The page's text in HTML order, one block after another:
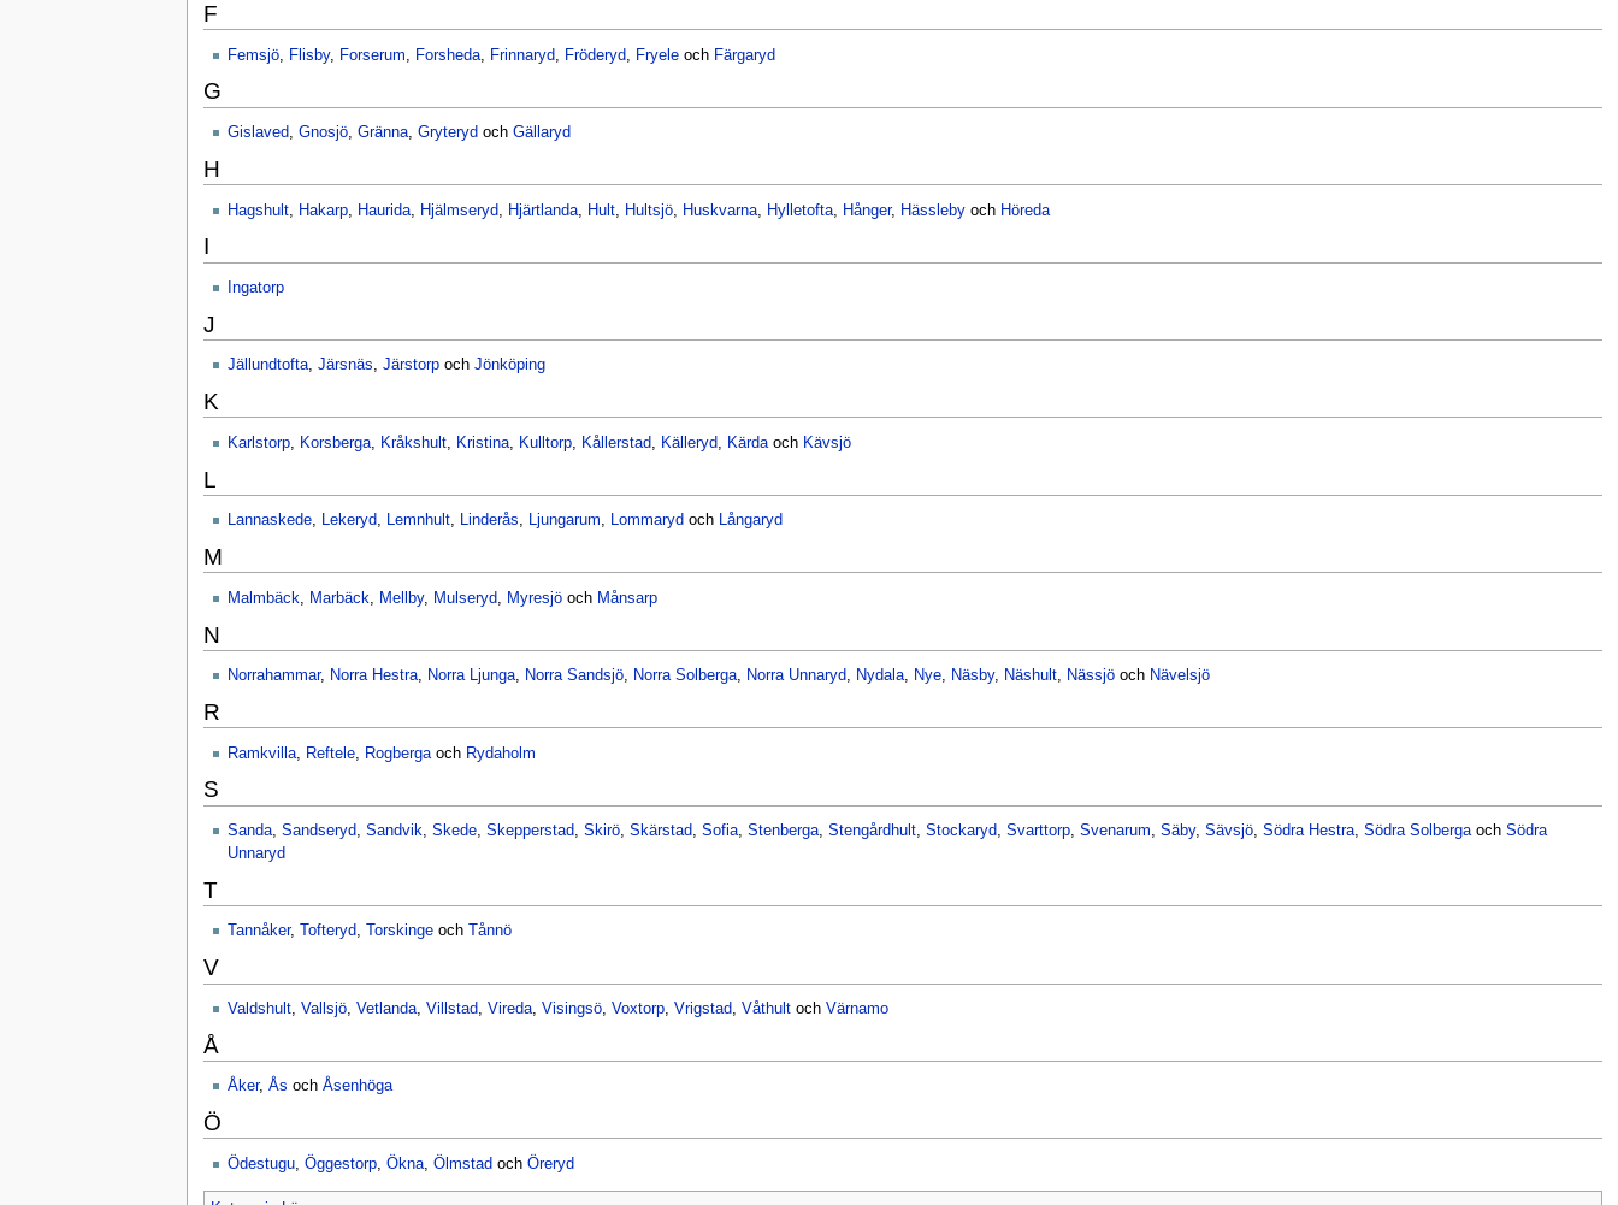
F
Femsjö, Flisby, Forserum Forsheda, Frinnaryd Fröderyd Fryeleoch Färgaryd
G
Gislaved, Gnosjö, Gränna, Gryteryd och Gällaryd
H
Hagshult, Hakarp, Haurida, Hjälmseryd Hjärtlanda, Hult, Hultsjö, Huskvarna, Hylletofta, Hånger, Hässlebyoch Höreda
I
Ingatorp
J
Jällundtofta, Järsnäs, Järstorpoch Jönköping
K
Karlstorp, Korsberga, Kråkshult, Kristina, Kulltorp, Kållerstad, Källeryd, Kärdaoch Kävsjö
L
Lannaskede, Lekeryd, Lemnhult, Linderås, Ljungarum, Lommaryd och Långaryd
M
Malmbäck Marbäck Mellby, Mulseryd Myresjöoch Månsarp
N
Norrahammar, Norra Hestra, Norra Ljunga, Norra Sandsjö, Norra Solberga, Norra Unnaryd, Nydala, Nye, Näsby, Näshult, Nässjöoch Nävelsjö
R
Ramkvilla, Reftele, Rogbergaoch Rydaholm
S
Sanda, Sandseryd, Sandvik, Skede, Skepperstad, Skirö, Skärstad, Sofia, Stenberga, Stengårdhult, Stockaryd, Svarttorp, Svenarum, Säby, Sävsjö, Södra Hestra, Södra Solbergaoch Södra
Unnaryd
T
Tannåker, Tofteryd, Torskingeoch Tånnö
V
Valdshult, Vallsjö, Vetlanda, Villstad, Vireda, Visingsö, Voxtorp, Vrigstad, Våthultoch Värnamo
Å
Åker, Ås och Åsenhöga
Ö
Ödestugu, Öggestorp, Ökna, Ölmstad och Öreryd